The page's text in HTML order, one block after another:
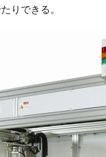
りできる。